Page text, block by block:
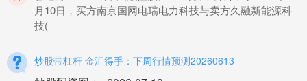
月10日，买方南京国网电瑞电力科技与卖方久融新能源科
技(
炒股带杠杆 金汇得手：下周行情预测20260613